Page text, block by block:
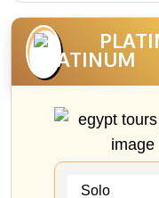
Solo